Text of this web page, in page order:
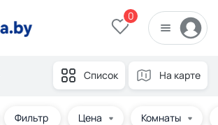
0
Список На карте
Фильтр Цена Комнаты